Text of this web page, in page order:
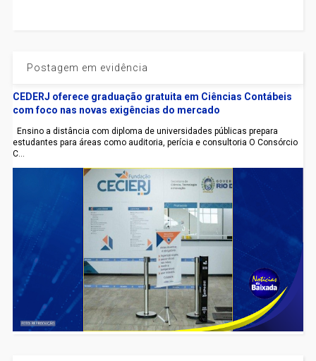
Postagem em evidência
CEDERJ oferece graduação gratuita em Ciências Contábeis
com foco nas novas exigências do mercado
Ensino a distância com diploma de universidades públicas prepara
estudantes para áreas como auditoria, perícia e consultoria O Consórcio
C...